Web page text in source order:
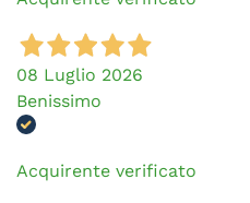
08 Luglio 2026
Benissimo
Acquirente verificato